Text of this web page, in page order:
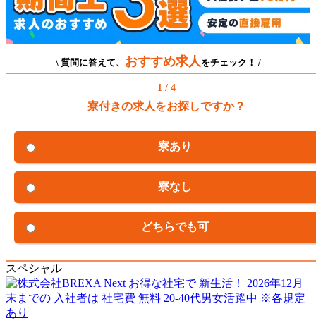
\ 質問に答えて、 おすすめ求人 をチェック！ /
1 / 4
寮付きの求人をお探しですか？
寮あり
寮なし
どちらでも可
スペシャル